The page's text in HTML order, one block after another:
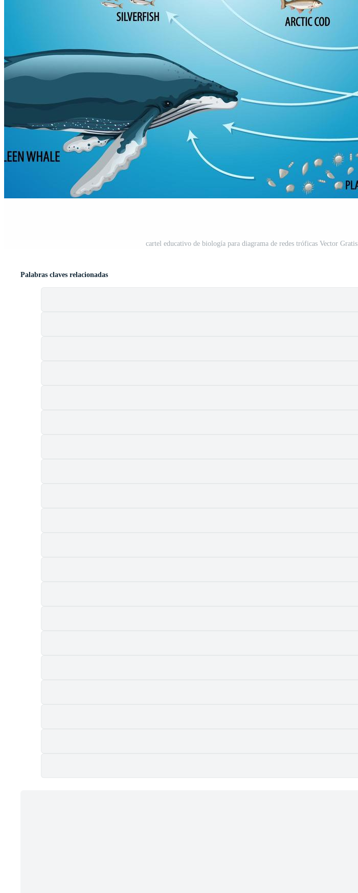
cartel educativo de biología para diagrama de redes tróficas Vector Gratis
Palabras claves relacionadas